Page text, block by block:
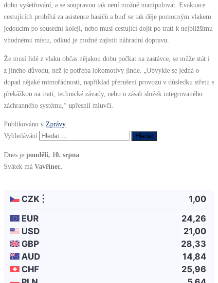
dobu vyšetřování, a se soupravou tak není možné manipulovat. Evakuace
cestujících probíhá za asistence hasičů a buď se tak děje pomocným vlakem
jedoucím po sousední koleji, nebo musí cestující dojít po trati k nejbližšímu
vhodnému místu, odkud je možné zajistit náhradní dopravu.
Že musí lidé z vlaku občas nějakou dobu počkat na zastávce, se může stát i
z jiného důvodu, než je potřeba lokomotivy jinde. „Obvykle se jedná o
dopad nějaké mimořádnosti, například přerušení provozu v důsledku střetu s
překážkou na trati, technické závady, nebo o zásah složek integrovaného
záchranného systému,“ upřesnil mluvčí.
Publikováno v Zprávy
Vyhledávání
Dnes je pondělí, 10. srpna
Svátek má Vavřinec.